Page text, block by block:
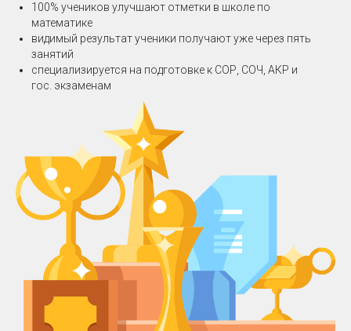
100% учеников улучшают отметки в школе по
математике
видимый результат ученики получают уже через пять
занятий
специализируется на подготовке к СОР, СОЧ, АКР и
гос. экзаменам